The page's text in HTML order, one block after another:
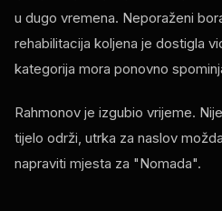
u dugo vremena. Neporaženi
rehabilitacija koljena je dostigla
kategorija mora ponovno
Rahmonov je izgubio vrijeme.
tijelo održi, utrka za naslov
napraviti mjesta za "Nomada".